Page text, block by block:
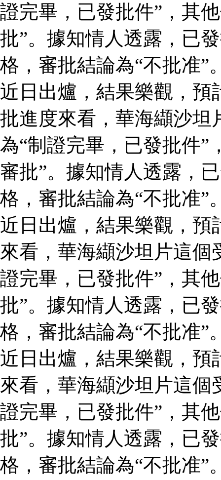
證完畢，已發批件”，其
批”。據知情人透露，已
格，審批結論為“不批准”
近日出爐，結果樂觀，
批進度來看，華海纈沙坦
為“制證完畢，已發批件”
審批”。據知情人透露，
格，審批結論為“不批准”
近日出爐，結果樂觀，預
來看，華海纈沙坦片這個
證完畢，已發批件”，其
批”。據知情人透露，已
格，審批結論為“不批准”
近日出爐，結果樂觀，預
來看，華海纈沙坦片這個
證完畢，已發批件”，其
批”。據知情人透露，已
格，審批結論為“不批准”